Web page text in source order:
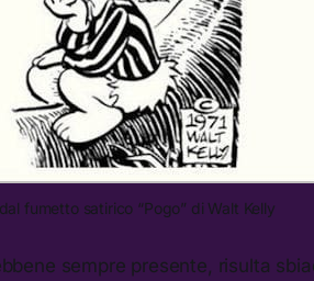
fumetto satirico “Pogo” di Walt Kelly
sempre presente, risulta